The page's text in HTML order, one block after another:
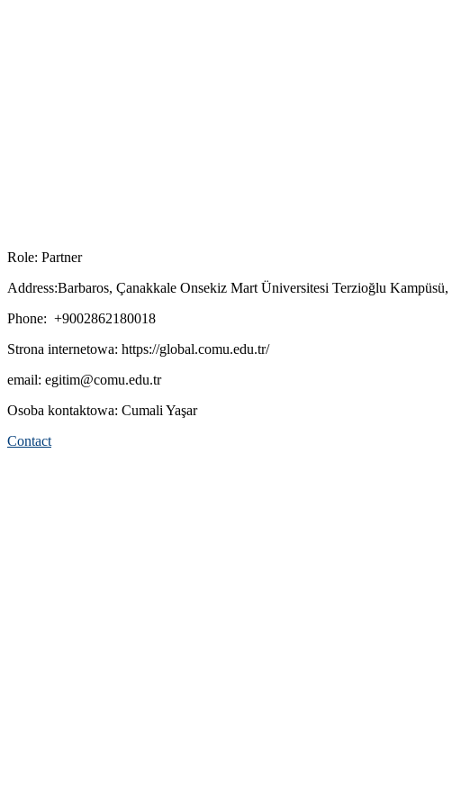
Role: Partner
Address:Barbaros, Çanakkale Onsekiz Mart Üniversitesi Terzioğlu
Phone: +9002862180018
Strona internetowa: https://global.comu.edu.tr/
email: egitim@comu.edu.tr
Osoba kontaktowa: Cumali Yaşar
Contact